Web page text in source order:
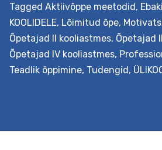
ja
kohandamine
Tagged Aktiivõppe meetodid,
KOOLIDELE, Lõimitud õpe,
Õpetajad II kooliastmes, Õpetajad
Õpetajad IV kooliastmes,
Teadlik õppimine, Tudengid,